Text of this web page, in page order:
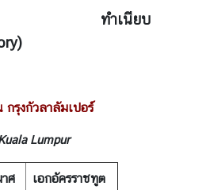
นียบ
รุงกัวลาลัมเปอร์
Lumpur
ศ เอกอัครราชทูต